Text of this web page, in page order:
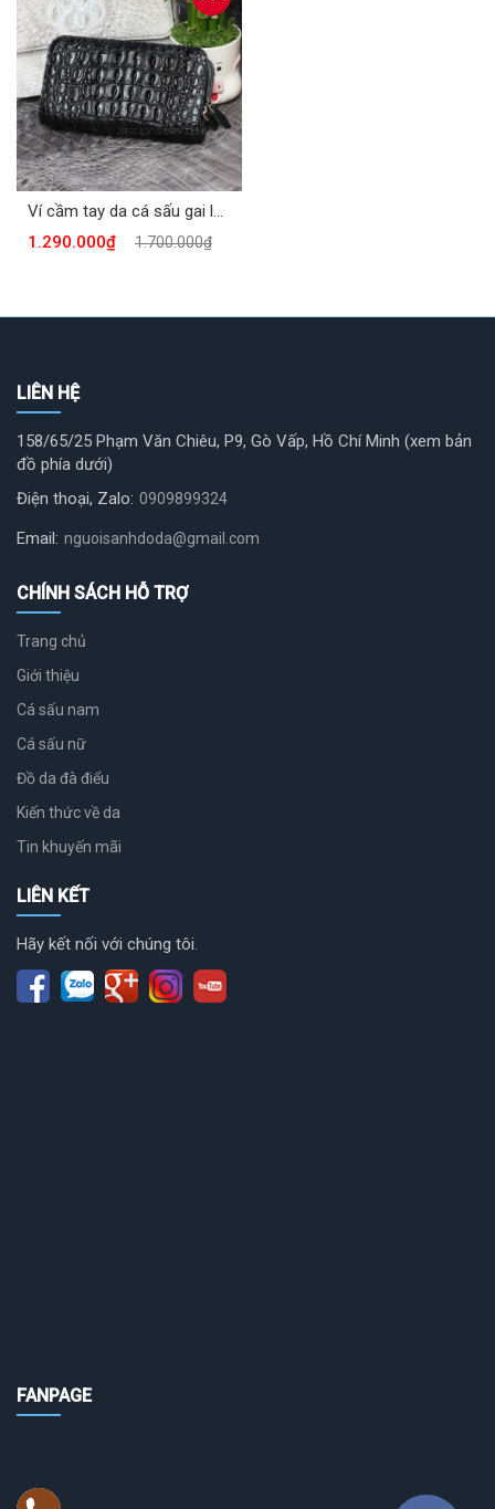
Ví cầm tay da cá sấu gai lưng màu đen VSC981-D
1.290.000₫
1.700.000₫
LIÊN HỆ
158/65/25 Phạm Văn Chiêu, P9, Gò Vấp, Hồ Chí Minh (xem bản
đồ phía dưới)
Điện thoại, Zalo: 0909899324
Email: nguoisanhdoda@gmail.com
CHÍNH SÁCH HỖ TRỢ
Trang chủ
Giới thiệu
Cá sấu nam
Cá sấu nữ
Đồ da đà điểu
Kiến thức về da
Tin khuyến mãi
LIÊN KẾT
Hãy kết nối với chúng tôi.
FANPAGE